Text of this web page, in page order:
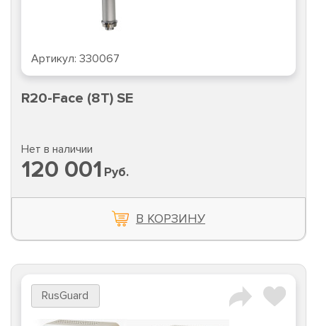
Артикул: 330067
R20-Face (8T) SE
Нет в наличии
120 001 Руб.
В КОРЗИНУ
RusGuard